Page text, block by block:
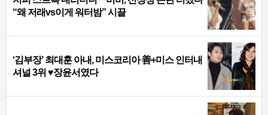
“왜 저래vs이게 워터밤” 시끌
‘김부장’ 최대훈 아내, 미스코리아 善+미스 인터내
셔널 3위 ♥장윤서였다